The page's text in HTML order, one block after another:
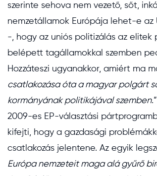
szerinte sehova nem vezető, sőt,
nemzetállamok Európája lehet-e az
-, hogy az uniós politizálás az
belépett tagállamokkal szemben
Hozzáteszi ugyanakkor, amiért ma
csatlakozása óta a magyar polgárt
kormányának politikájával szemben
2009-es EP-választási
kifejti, hogy a gazdasági
csatlakozás jelentene. Az egyik
Európa nemzeteit maga alá gyűrő